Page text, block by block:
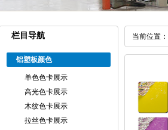
栏目导航
铝塑板颜色
单色色卡展示
高光色卡展示
木纹色卡展示
拉丝色卡展示
当前位置：